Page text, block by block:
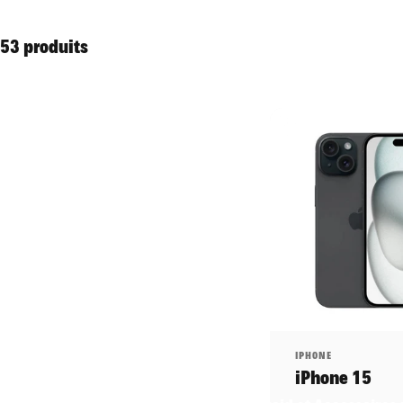
53 produits
Distributeur:
IPHONE
iPhone 15